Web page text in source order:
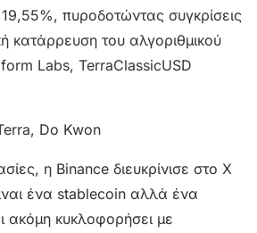
πυροδοτώντας συγκρίσεις
κατάρρευση του αλγοριθμικού
Labs, TerraClassicUSD
η Binance διευκρίνισε στο X
ένα stablecoin αλλά ένα
ακόμη κυκλοφορήσει με